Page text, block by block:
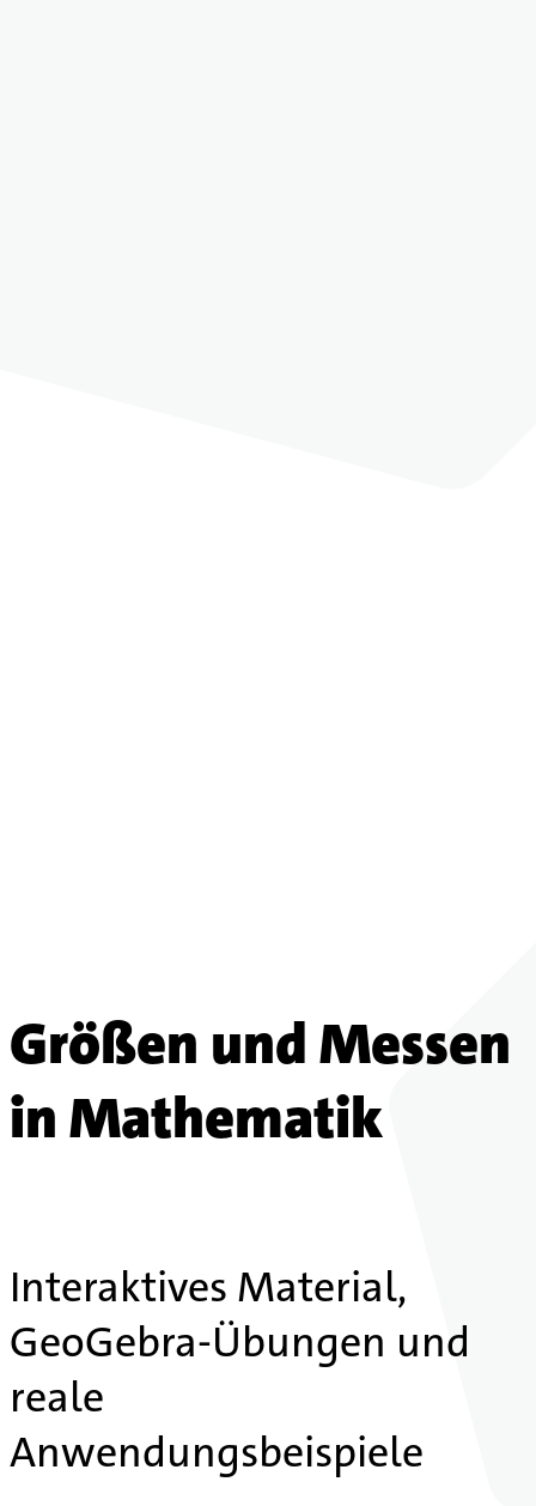
Größen und Messen
in Mathematik
Interaktives Material,
GeoGebra-Übungen und
reale
Anwendungsbeispiele